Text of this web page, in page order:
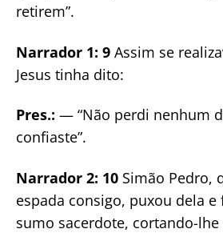
retirem”.
Narrador 1: 9 Assim se
Jesus tinha dito:
Pres.: — “Não perdi nenhum
confiaste”.
Narrador 2: 10 Simão Pedro,
espada consigo, puxou dela
sumo sacerdote, cortando-